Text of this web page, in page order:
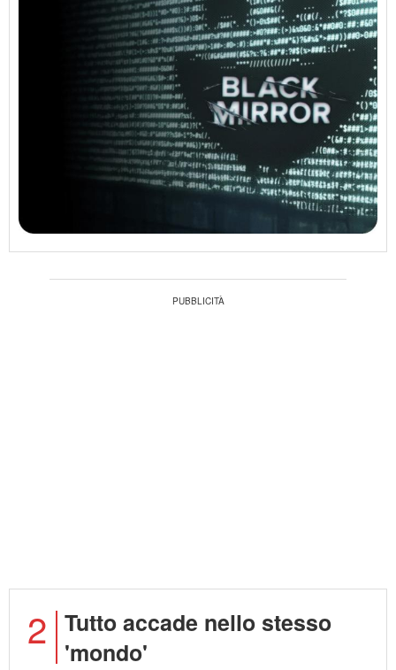
2 Tutto accade nello stesso
'mondo'